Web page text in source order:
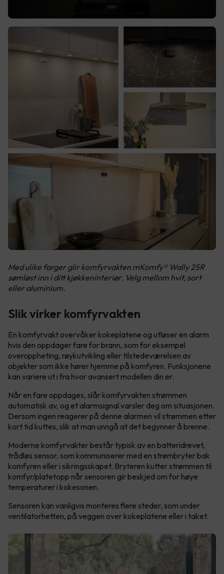
Med ulike farger glir komfyrvakten mKomfy® Wally 25R
sømløst inn i ditt kjøkkeninteriør. Velg mellom hvit, sort
eller aluminium.
Slik virker komfyrvakten
En komfyrvakt overvåker kokeplatene og utløser en alarm
hvis den oppdager fare for brann, som for eksempel
overoppheting, røykutvikling eller tilstedeværelsen av
objekter som ikke hører hjemme på komfyren. Funksjonene
kan variere ut i fra hvor avansert modellen din er.
Når en fare oppdages, slår komfyrvakten strømmen
automatisk av, og et alarmsignal varsler deg om situasjonen.
Dersom ingen reagerer på denne alarmen vil strømmen etter
kort tid kuttes, slik at man unngå at det begynner å brenne.
Moderne komfyrvakter består typisk av en batteridrevet,
trådløs sensor, som kommuniserer med en strømbryter bak
komfyren eller i sikringsskapet. Bryteren kutter strømmen til
komfyr/platetopp når sensoren gir beskjed om for høye
temperaturer i kokesonen.
Sensoren kan vanligvis monteres flere steder, som under
ventilatorhetten, på veggen over kokeplatene eller i taket.